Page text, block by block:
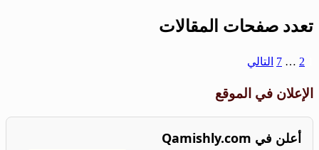
تعدد صفحات المقالات
2
…
7 التالي
الإعلان في الموقع
أعلن في Qamishly.com